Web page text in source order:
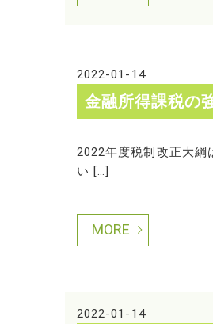
2022-01-14
金融所得課税の
2022年度税制改正大綱
い […]
MORE
2022-01-14